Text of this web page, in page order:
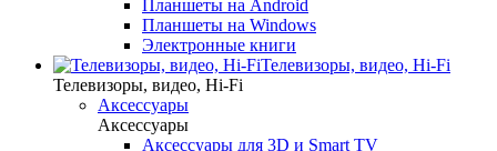
Планшеты на Android
Планшеты на Windows
Электронные книги
Телевизоры, видео, Hi-Fi
Телевизоры, видео, Hi-Fi
Аксессуары
Аксессуары
Аксессуары для 3D и Smart TV